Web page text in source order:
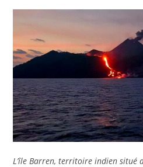
L’île Barren, territoire indien situé